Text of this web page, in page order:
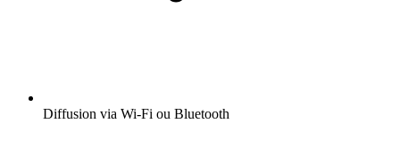
Diffusion via Wi-Fi ou Bluetooth